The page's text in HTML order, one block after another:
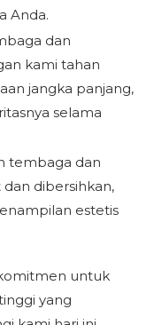
Anda.
dan
kami tahan
jangka panjang,
selama
tembaga dan
dibersihkan,
estetis
untuk
yang